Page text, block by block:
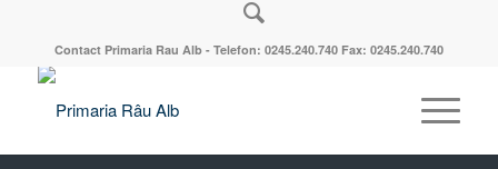
Contact Primaria Rau Alb - Telefon: 0245.240.740 Fax: 0245.240.740